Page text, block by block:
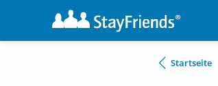
Startseite